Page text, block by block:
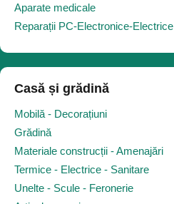
Aparate medicale
Reparații PC-Electronice-Electrice
Casă și grădină
Mobilă - Decorațiuni
Grădină
Materiale construcții - Amenajări
Termice - Electrice - Sanitare
Unelte - Scule - Feronerie